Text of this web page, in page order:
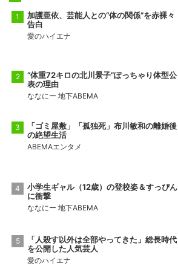
加護亜依、芸能人との“体の関係”を赤裸々
告白
愛のハイエナ
“体重72キロの北川景子”ぽっちゃり体型公
表の理由
ななにー 地下ABEMA
「ゴミ屋敷」「孤独死」布川敏和の離婚後
の絶望生活
ABEMAエンタメ
小学生ギャル（12歳）の登校姿＆すっぴん
に衝撃
ななにー 地下ABEMA
「人殺す以外は全部やってきた」総長時代
を公開した人気芸人
愛のハイエナ